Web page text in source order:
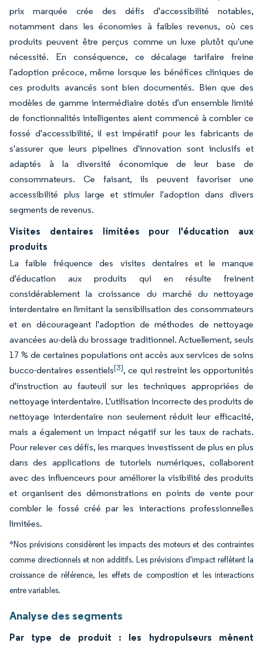
prix marquée crée des défis d'accessibilité notables,
notamment dans les économies à faibles revenus, où ces
produits peuvent être perçus comme un luxe plutôt qu'une
nécessité. En conséquence, ce décalage tarifaire freine
l'adoption précoce, même lorsque les bénéfices cliniques de
ces produits avancés sont bien documentés. Bien que des
modèles de gamme intermédiaire dotés d'un ensemble limité
de fonctionnalités intelligentes aient commencé à combler ce
fossé d'accessibilité, il est impératif pour les fabricants de
s'assurer que leurs pipelines d'innovation sont inclusifs et
adaptés à la diversité économique de leur base de
consommateurs. Ce faisant, ils peuvent favoriser une
accessibilité plus large et stimuler l'adoption dans divers
segments de revenus.
Visites dentaires limitées pour l'éducation aux
produits
La faible fréquence des visites dentaires et le manque
d'éducation aux produits qui en résulte freinent
considérablement la croissance du marché du nettoyage
interdentaire en limitant la sensibilisation des consommateurs
et en décourageant l'adoption de méthodes de nettoyage
avancées au-delà du brossage traditionnel. Actuellement, seuls
17 % de certaines populations ont accès aux services de soins
bucco-dentaires essentiels[3], ce qui restreint les opportunités
d'instruction au fauteuil sur les techniques appropriées de
nettoyage interdentaire. L'utilisation incorrecte des produits de
nettoyage interdentaire non seulement réduit leur efficacité,
mais a également un impact négatif sur les taux de rachats.
Pour relever ces défis, les marques investissent de plus en plus
dans des applications de tutoriels numériques, collaborent
avec des influenceurs pour améliorer la visibilité des produits
et organisent des démonstrations en points de vente pour
combler le fossé créé par les interactions professionnelles
limitées.
*Nos prévisions considèrent les impacts des moteurs et des contraintes
comme directionnels et non additifs. Les prévisions d'impact reflètent la
croissance de référence, les effets de composition et les interactions
entre variables.
Analyse des segments
Par type de produit : les hydropulseurs mènent